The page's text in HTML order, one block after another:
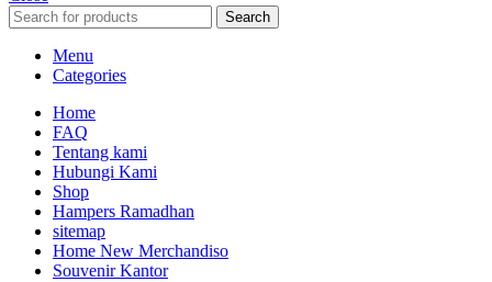
Search
Menu
Categories
Home
FAQ
Tentang kami
Hubungi Kami
Shop
Hampers Ramadhan
sitemap
Home New Merchandiso
Souvenir Kantor